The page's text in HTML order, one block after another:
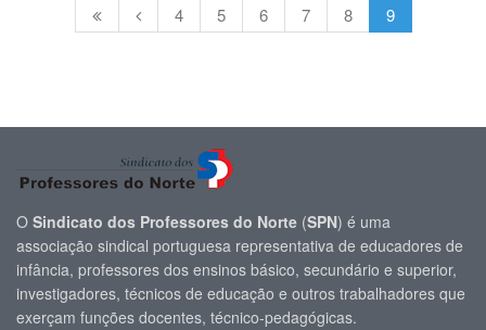
4 5 6 7 8 9
O Sindicato dos Professores do Norte (SPN) é uma
associação sindical portuguesa representativa de educadores de
infância, professores dos ensinos básico, secundário e superior,
investigadores, técnicos de educação e outros trabalhadores que
exerçam funções docentes, técnico-pedagógicas.